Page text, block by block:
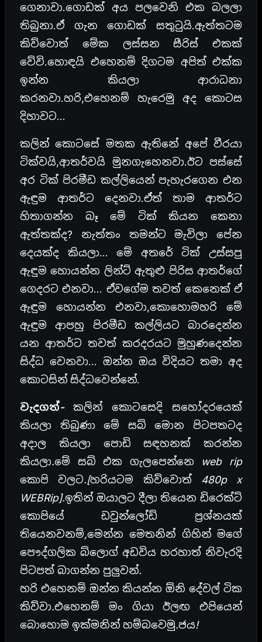
ගෙනාවා.ගොඩක් අය පලවෙනි එක බලලා
තිබුනා.ඒ ගැන ගොඩක් සතුටුයි.ඇත්තටම
කිව්වොත් මේක ලස්සන සීරිස් එකක්
වේවි.හොඳයි එහෙනම් දිගටම අපිත් එක්ක
ඉන්න කියලා ආරාධනා
කරනවා.හරි,එහෙනම් හැරෙමු අද කොටස
දිහාවට…
කලින් කොටසේ මතක ඇතිනේ අපේ වීරයා
ටික්වයි,ආතර්වයි මුනගැහෙනවා.ඊට පස්සේ
අර ටික් පිරමීඩ කල්ලියෙන් පැහැරගෙන එන
ඇඳුම ආතර්ට දෙනවා.ඒත් තාම ආතර්ට
හිතාගන්න බෑ මේ ටික් කියන කෙනා
ඇත්තක්ද? නැත්තං තමන්ට මැවිලා පේන
දෙයක්ද කියලා… මේ අතරේ ටික් උස්සපු
ඇඳුම හොයන්න ලින්ට් ඇතුළු පිරිස ආතර්ගේ
ගෙදරට එනවා… ඒවගේම තවත් කෙනෙක් ඒ
ඇඳුම හොයන්න එනවා,කොහොමහරි මේ
ඇඳුම ආපහු පිරමීඩ කල්ලියට බාරදෙන්න
යන ආතර්ට තවත් කරදරයට මුහුණදෙන්න
සිද්ධ වෙනවා… ඔන්න ඔය විදියට තමා අද
කොටසින් සිද්ධවෙන්නේ.
වැදගත්- කලින් කොටසෙදි සහෝදරයෙක්
කියලා තිබුණා මේ සබ් මොන පිටපතටද
අදාල කියලා පොඩි සඳහනක් කරන්න
කියලා.මේ සබ් එක ගැලපෙන්නෙ web rip
කොපි වලට.[හරියටම කිව්වොත් 480p x
WEBRip].ඉතින් ඔයාලට දීලා තියෙන ඩිරෙක්ට්
කොපියේ ඩවුන්ලෝඩ් ප්‍රශ්නයක්
තියෙනවනම්,මෙන්නමෙතනින් ගිහින් මගේ
පෞද්ගලික බ්ලොග් අඩවිය හරහාත් නිවැරදි
පිටපත් බාගන්න පුලුවන්.
හරි එහෙනම් ඔන්න කියන්න ඕනි දේවල් ටික
කිව්වා.එහෙනම් මං ගියා ඊලඟ එපියෙන්
බොහොම ඉක්මනින් හම්බවෙමු.ජය!